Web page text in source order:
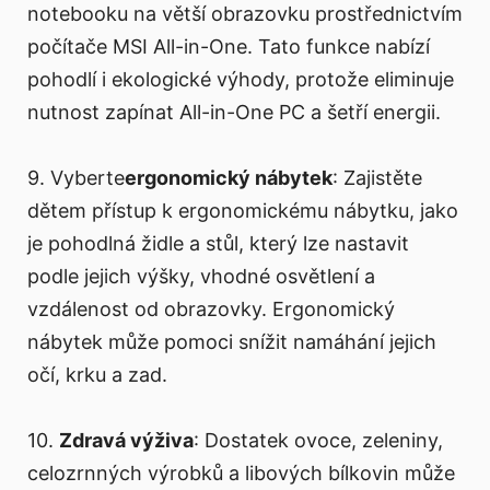
notebooku na větší obrazovku prostřednictvím
počítače MSI All-in-One. Tato funkce nabízí
pohodlí i ekologické výhody, protože eliminuje
nutnost zapínat All-in-One PC a šetří energii.
9. Vyberteergonomický nábytek: Zajistěte
dětem přístup k ergonomickému nábytku, jako
je pohodlná židle a stůl, který lze nastavit
podle jejich výšky, vhodné osvětlení a
vzdálenost od obrazovky. Ergonomický
nábytek může pomoci snížit namáhání jejich
očí, krku a zad.
10. Zdravá výživa: Dostatek ovoce, zeleniny,
celozrnných výrobků a libových bílkovin může